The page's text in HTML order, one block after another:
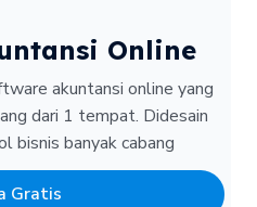
Online
akuntansi online yang
dari 1 tempat. Didesain
bisnis banyak cabang
Gratis